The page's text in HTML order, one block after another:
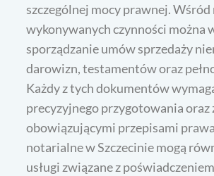
szczególnej mocy prawnej. Wśród
wykonywanych czynności można
sporządzanie umów sprzedaży
darowizn, testamentów oraz
Każdy z tych dokumentów
precyzyjnego przygotowania oraz
obowiązującymi przepisami
notarialne w Szczecinie mogą
usługi związane z